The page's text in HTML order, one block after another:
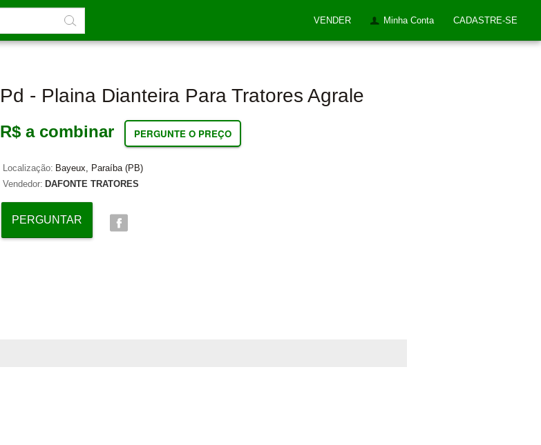
VENDER Minha Conta CADASTRE-SE
Pd - Plaina Dianteira Para Tratores Agrale
R$ a combinar PERGUNTE O PREÇO
Localização: Bayeux, Paraíba (PB)
Vendedor: DAFONTE TRATORES
PERGUNTAR